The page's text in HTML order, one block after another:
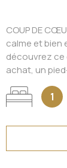
COUP DE
calme et bien
découvrez ce
achat, un
1